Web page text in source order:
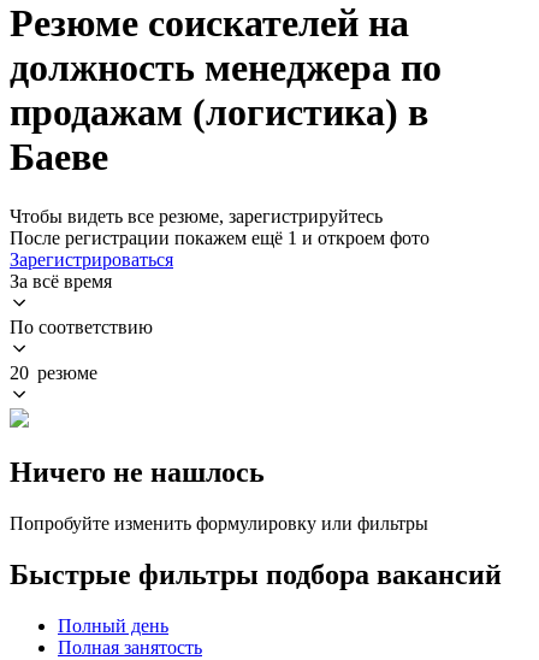
Резюме соискателей на
должность менеджера по
продажам (логистика) в
Баеве
Чтобы видеть все резюме, зарегистрируйтесь
После регистрации покажем ещё 1 и откроем фото
Зарегистрироваться
За всё время
По соответствию
20 резюме
Ничего не нашлось
Попробуйте изменить формулировку или фильтры
Быстрые фильтры подбора вакансий
Полный день
Полная занятость